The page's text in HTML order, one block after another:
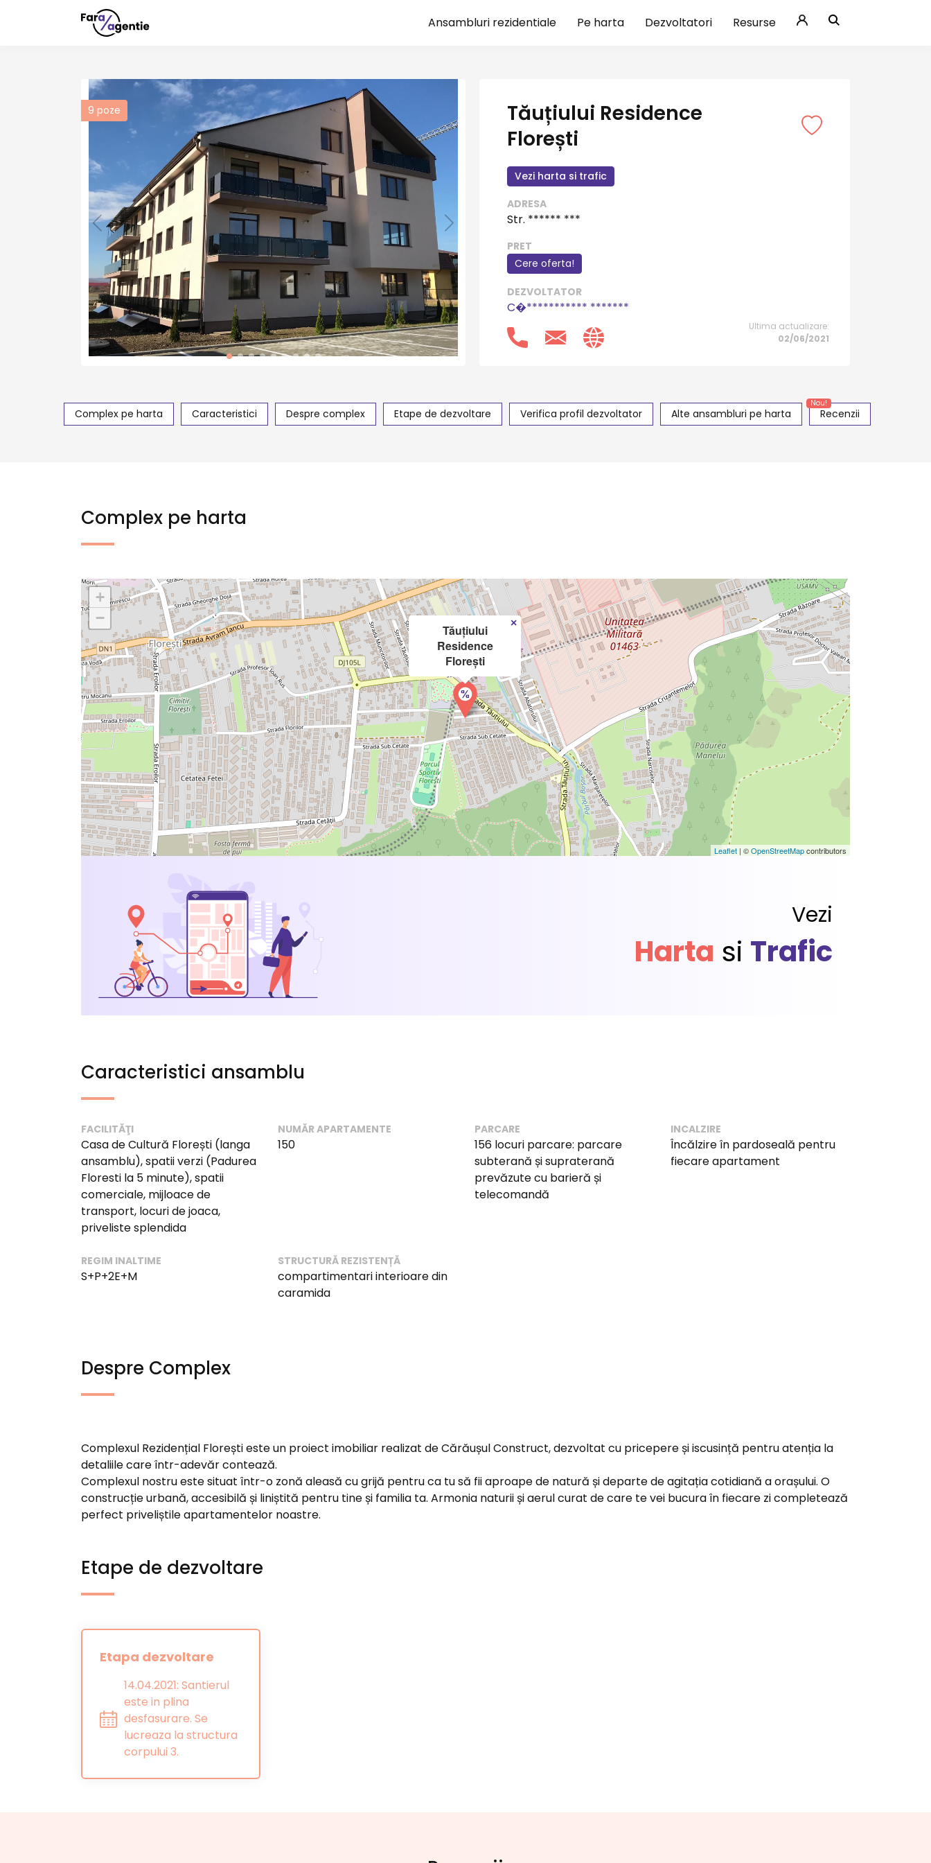
Ansambluri rezidentiale Pe harta Dezvoltatori Resurse
9 poze
Tăuțiului Residence
Florești
Vezi harta si trafic
ADRESA
Str. ****** ***
PRET
Cere oferta!
DEZVOLTATOR
C�*********** *******
Ultima actualizare:
02/06/2021
Complex pe harta Caracteristici Despre complex Etape de dezvoltare Verifica profil dezvoltator Alte ansambluri pe harta Recenzii
Nou!
Complex pe harta
Tăuțiului
Residence
Florești
×
+
−
Leaflet | ©OpenStreetMapcontributors
Vezi
Harta si Trafic
Caracteristici ansamblu
FACILITĂŢI
Casa de Cultură Florești (langa
ansamblu), spatii verzi (Padurea
Floresti la 5 minute), spatii
comerciale, mijloace de
transport, locuri de joaca,
priveliste splendida
NUMĂR APARTAMENTE
150
PARCARE
156 locuri parcare: parcare
subterană și supraterană
prevăzute cu barieră și
telecomandă
INCALZIRE
Încălzire în pardoseală pentru
fiecare apartament
REGIM INALTIME
S+P+2E+M
STRUCTURĂ REZISTENȚĂ
compartimentari interioare din
caramida
Despre Complex
Complexul Rezidențial Florești este un proiect imobiliar realizat de Cărăușul Construct, dezvoltat cu pricepere și iscusință pentru atenția la
detaliile care într-adevăr contează.
Complexul nostru este situat într-o zonă aleasă cu grijă pentru ca tu să fii aproape de natură și departe de agitația cotidiană a orașului. O
construcție urbană, accesibilă și liniștită pentru tine și familia ta. Armonia naturii și aerul curat de care te vei bucura în fiecare zi completează
perfect priveliștile apartamentelor noastre.
Etape de dezvoltare
Etapa dezvoltare
14.04.2021: Santierul
este in plina
desfasurare. Se
lucreaza la structura
corpului 3.